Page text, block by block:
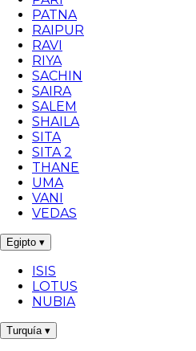
PATNA
RAIPUR
RAVI
RIYA
SACHIN
SAIRA
SALEM
SHAILA
SITA
SITA 2
THANE
UMA
VANI
VEDAS
Egipto ▾
ISIS
LOTUS
NUBIA
Turquía ▾